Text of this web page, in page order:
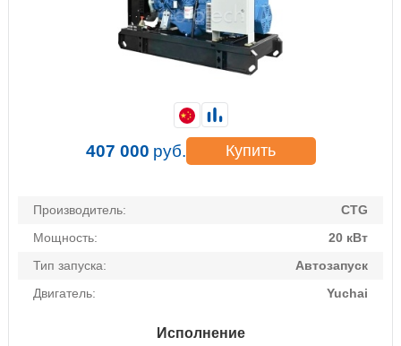
Производитель:
CTG
Мощность:
20 кВт
Тип запуска:
Автозапуск
Двигатель:
Yuchai
Исполнение
407 000 руб. Купить